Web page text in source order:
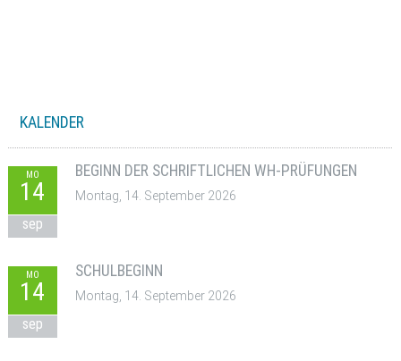
KALENDER
MO
14
sep
BEGINN DER SCHRIFTLICHEN WH-PRÜFUNGEN
Montag, 14. September 2026
MO
14
sep
SCHULBEGINN
Montag, 14. September 2026